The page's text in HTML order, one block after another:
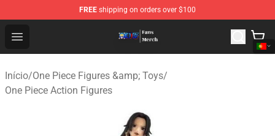
FREE shipping on orders over $100
Open menu
One Piece Store - Official One Piece Merchandise Shop
Início/One Piece Figures &amp; Toys/
One Piece Action Figures